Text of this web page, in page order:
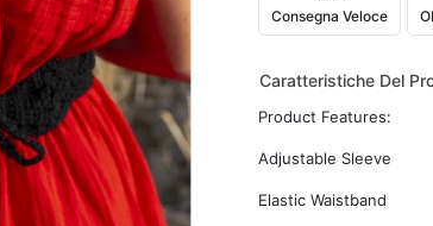
Consegna Veloce
Caratteristiche Del
Product Features:
Adjustable Sleeve
Elastic Waistband